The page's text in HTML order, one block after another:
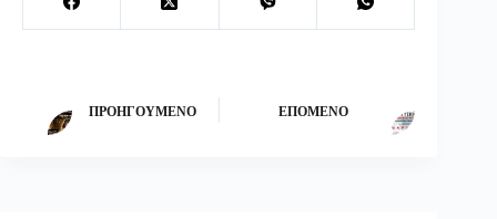
ΠΡΟΗΓΟΎΜΕΝΟ ΕΠΌΜΕΝΟ